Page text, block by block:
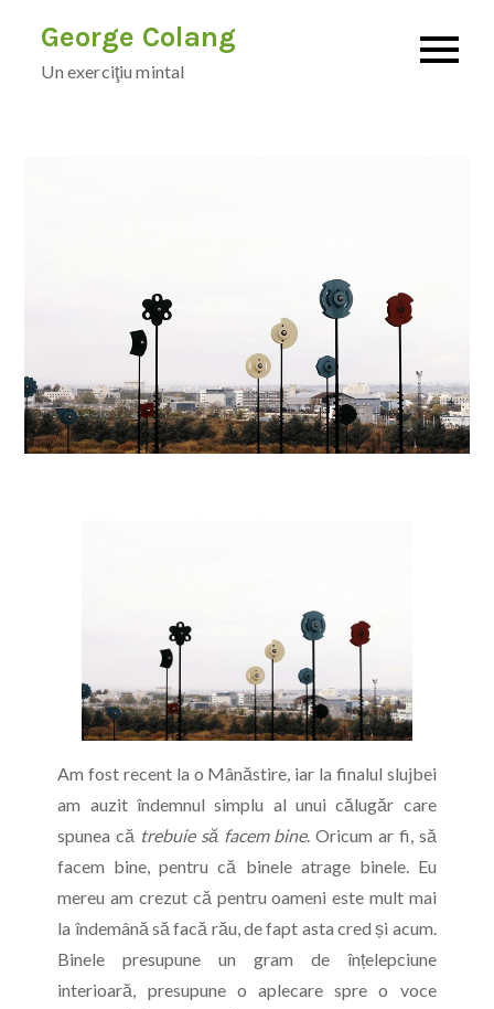
content
George Colang
Un exerciţiu mintal
Am fost recent la o Mânăstire, iar la finalul slujbei
am auzit îndemnul simplu al unui călugăr care
spunea că trebuie să facem bine. Oricum ar fi, să
facem bine, pentru că binele atrage binele. Eu
mereu am crezut că pentru oameni este mult mai
la îndemână să facă rău, de fapt asta cred și acum.
Binele presupune un gram de înțelepciune
interioară, presupune o aplecare spre o voce